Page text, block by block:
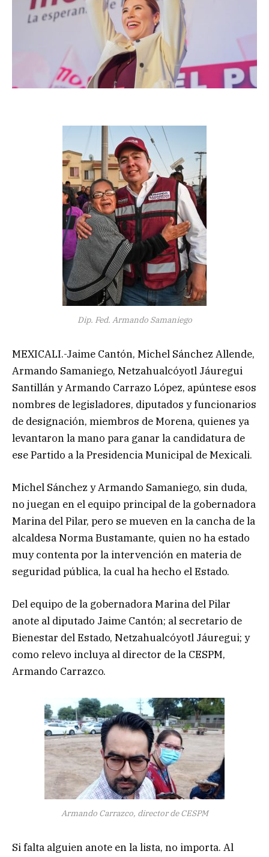
Dip. Fed. Armando Samaniego
MEXICALI.-Jaime Cantón, Michel Sánchez Allende,
Armando Samaniego, Netzahualcóyotl Jáuregui
Santillán y Armando Carrazo López, apúntese esos
nombres de legisladores, diputados y funcionarios
de designación, miembros de Morena, quienes ya
levantaron la mano para ganar la candidatura de
ese Partido a la Presidencia Municipal de Mexicali.
Michel Sánchez y Armando Samaniego, sin duda,
no juegan en el equipo principal de la gobernadora
Marina del Pilar, pero se mueven en la cancha de la
alcaldesa Norma Bustamante, quien no ha estado
muy contenta por la intervención en materia de
seguridad pública, la cual ha hecho el Estado.
Del equipo de la gobernadora Marina del Pilar
anote al diputado Jaime Cantón; al secretario de
Bienestar del Estado, Netzahualcóyotl Jáuregui; y
como relevo incluya al director de la CESPM,
Armando Carrazco.
Armando Carrazco, director de CESPM
Si falta alguien anote en la lista, no importa. Al